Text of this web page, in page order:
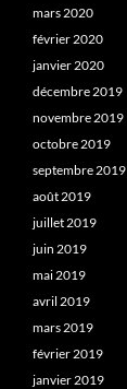
mars 2020
février 2020
janvier 2020
décembre 2019
novembre 2019
octobre 2019
septembre 2019
août 2019
juillet 2019
juin 2019
mai 2019
avril 2019
mars 2019
février 2019
janvier 2019